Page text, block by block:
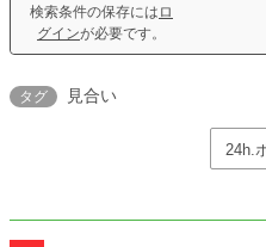
検索条件の保存には ロ
グインが必要です。
タグ 見合い